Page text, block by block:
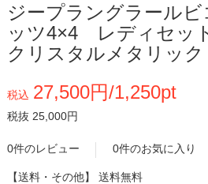
ジープラングラール
ッツ4×4 レディセッ
クリスタルメタリック
税込 27,500円/1,250pt
税抜 25,000円
0件のレビュー 0件のお気に入り
【送料・その他】 送料無料